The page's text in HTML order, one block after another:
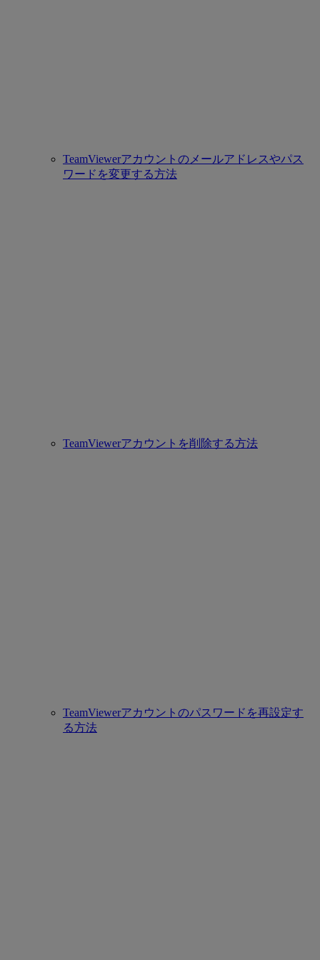
TeamViewerアカウントのメールアドレスやパス
ワードを変更する方法
TeamViewerアカウントを削除する方法
TeamViewerアカウントのパスワードを再設定す
る方法